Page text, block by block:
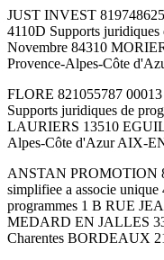
JUST INVEST
4110D Supports juridiques
Novembre 84310
Provence-Alpes-Côte
FLORE 821055787
Supports juridiques de
LAURIERS 13510
Alpes-Côte d'Azur AIX-
ANSTAN PROMOTION
simplifiee a associe
programmes 1 B RUE
MEDARD EN JALLES
Charentes BORDEAUX